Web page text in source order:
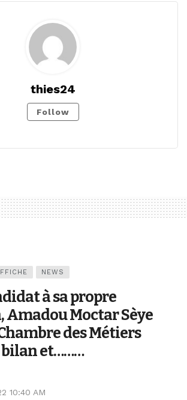
thies24
Follow
NEWS
à sa propre
Amadou Moctar Sèye
des Métiers
bilan et………
10:40 AM